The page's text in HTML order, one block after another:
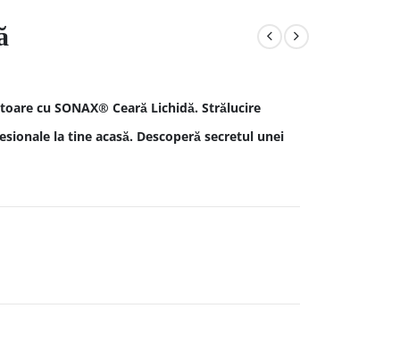
cu SONAX® Ceară Lichidă. Strălucire
la tine acasă. Descoperă secretul unei